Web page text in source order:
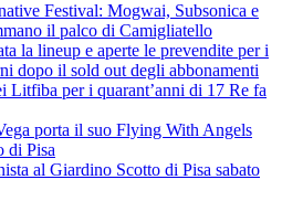
Festival: Mogwai, Subsonica e
il palco di Camigliatello
la lineup e aperte le prevendite per i
dopo il sold out degli abbonamenti
Litfiba per i quarant’anni di 17 Re fa
porta il suo Flying With Angels
di Pisa
al Giardino Scotto di Pisa sabato